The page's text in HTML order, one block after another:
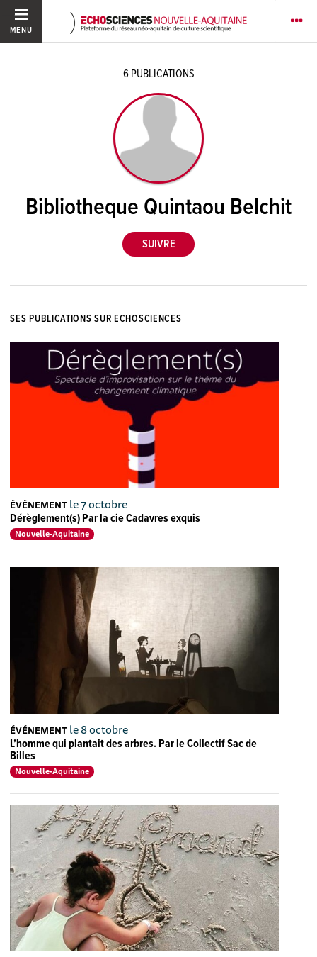
MENU
6 PUBLICATIONS
Bibliotheque Quintaou Belchit
SES PUBLICATIONS SUR ECHOSCIENCES
ÉVÉNEMENT le 7 octobre
Dérèglement(s) Par la cie Cadavres exquis
Nouvelle-Aquitaine
ÉVÉNEMENT le 8 octobre
L’homme qui plantait des arbres. Par le Collectif Sac de
Billes
Nouvelle-Aquitaine